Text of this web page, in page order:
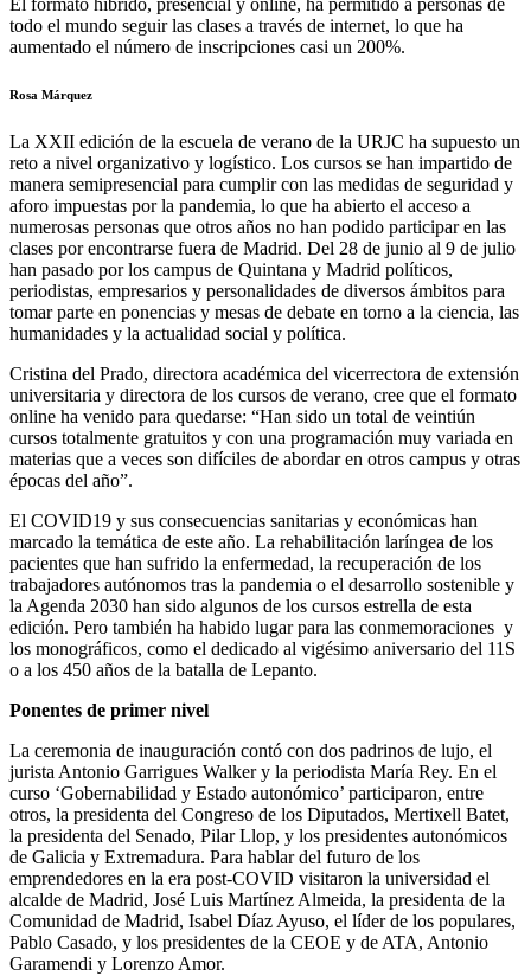
El formato híbrido, presencial y online, ha permitido a personas de
todo el mundo seguir las clases a través de internet, lo que ha
aumentado el número de inscripciones casi un 200%.
Rosa Márquez
La XXII edición de la escuela de verano de la URJC ha supuesto un
reto a nivel organizativo y logístico. Los cursos se han impartido de
manera semipresencial para cumplir con las medidas de seguridad y
aforo impuestas por la pandemia, lo que ha abierto el acceso a
numerosas personas que otros años no han podido participar en las
clases por encontrarse fuera de Madrid. Del 28 de junio al 9 de julio
han pasado por los campus de Quintana y Madrid políticos,
periodistas, empresarios y personalidades de diversos ámbitos para
tomar parte en ponencias y mesas de debate en torno a la ciencia, las
humanidades y la actualidad social y política.
Cristina del Prado, directora académica del vicerrectora de extensión
universitaria y directora de los cursos de verano, cree que el formato
online ha venido para quedarse: “Han sido un total de veintiún
cursos totalmente gratuitos y con una programación muy variada en
materias que a veces son difíciles de abordar en otros campus y otras
épocas del año”.
El COVID19 y sus consecuencias sanitarias y económicas han
marcado la temática de este año. La rehabilitación laríngea de los
pacientes que han sufrido la enfermedad, la recuperación de los
trabajadores autónomos tras la pandemia o el desarrollo sostenible y
la Agenda 2030 han sido algunos de los cursos estrella de esta
edición. Pero también ha habido lugar para las conmemoraciones y
los monográficos, como el dedicado al vigésimo aniversario del 11S
o a los 450 años de la batalla de Lepanto.
Ponentes de primer nivel
La ceremonia de inauguración contó con dos padrinos de lujo, el
jurista Antonio Garrigues Walker y la periodista María Rey. En el
curso ‘Gobernabilidad y Estado autonómico’ participaron, entre
otros, la presidenta del Congreso de los Diputados, Mertixell Batet,
la presidenta del Senado, Pilar Llop, y los presidentes autonómicos
de Galicia y Extremadura. Para hablar del futuro de los
emprendedores en la era post-COVID visitaron la universidad el
alcalde de Madrid, José Luis Martínez Almeida, la presidenta de la
Comunidad de Madrid, Isabel Díaz Ayuso, el líder de los populares,
Pablo Casado, y los presidentes de la CEOE y de ATA, Antonio
Garamendi y Lorenzo Amor.